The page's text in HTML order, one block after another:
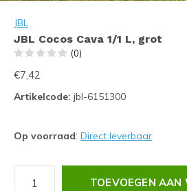
JBL
JBL Cocos Cava 1/1 L, grot
(0)
€7,42
Artikelcode: jbl-6151300
Op voorraad: Direct leverbaar
TOEVOEGEN AAN